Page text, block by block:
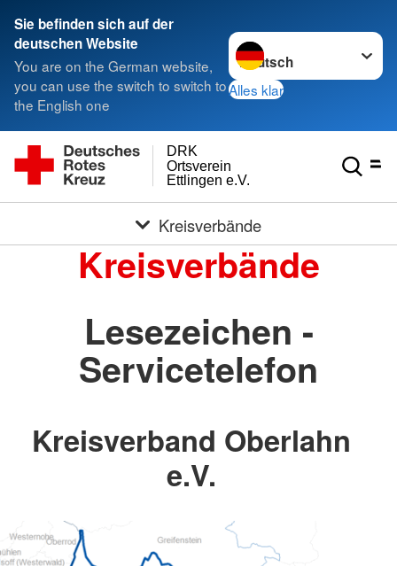
Sie befinden sich auf der
deutschen Website
You are on the German website,
you can use the switch to switch to
the English one
Sprache wechseln zu
Alles klar
Ettlingen e.V.
Ortsverein
DRK
Kreisverbände
Kreisverbände
Lesezeichen -
Servicetelefon
Kreisverband Oberlahn
e.V.